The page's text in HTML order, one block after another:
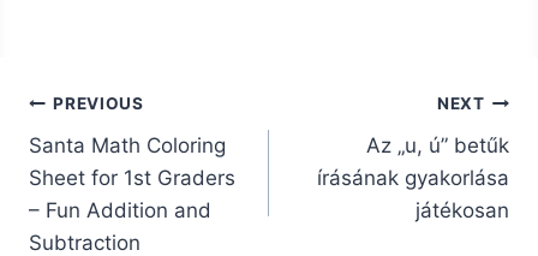
Bejegyzés
navigáció
PREVIOUS
Santa Math Coloring
Sheet for 1st Graders
– Fun Addition and
Subtraction
NEXT
Az „u, ú” betűk
írásának gyakorlása
játékosan